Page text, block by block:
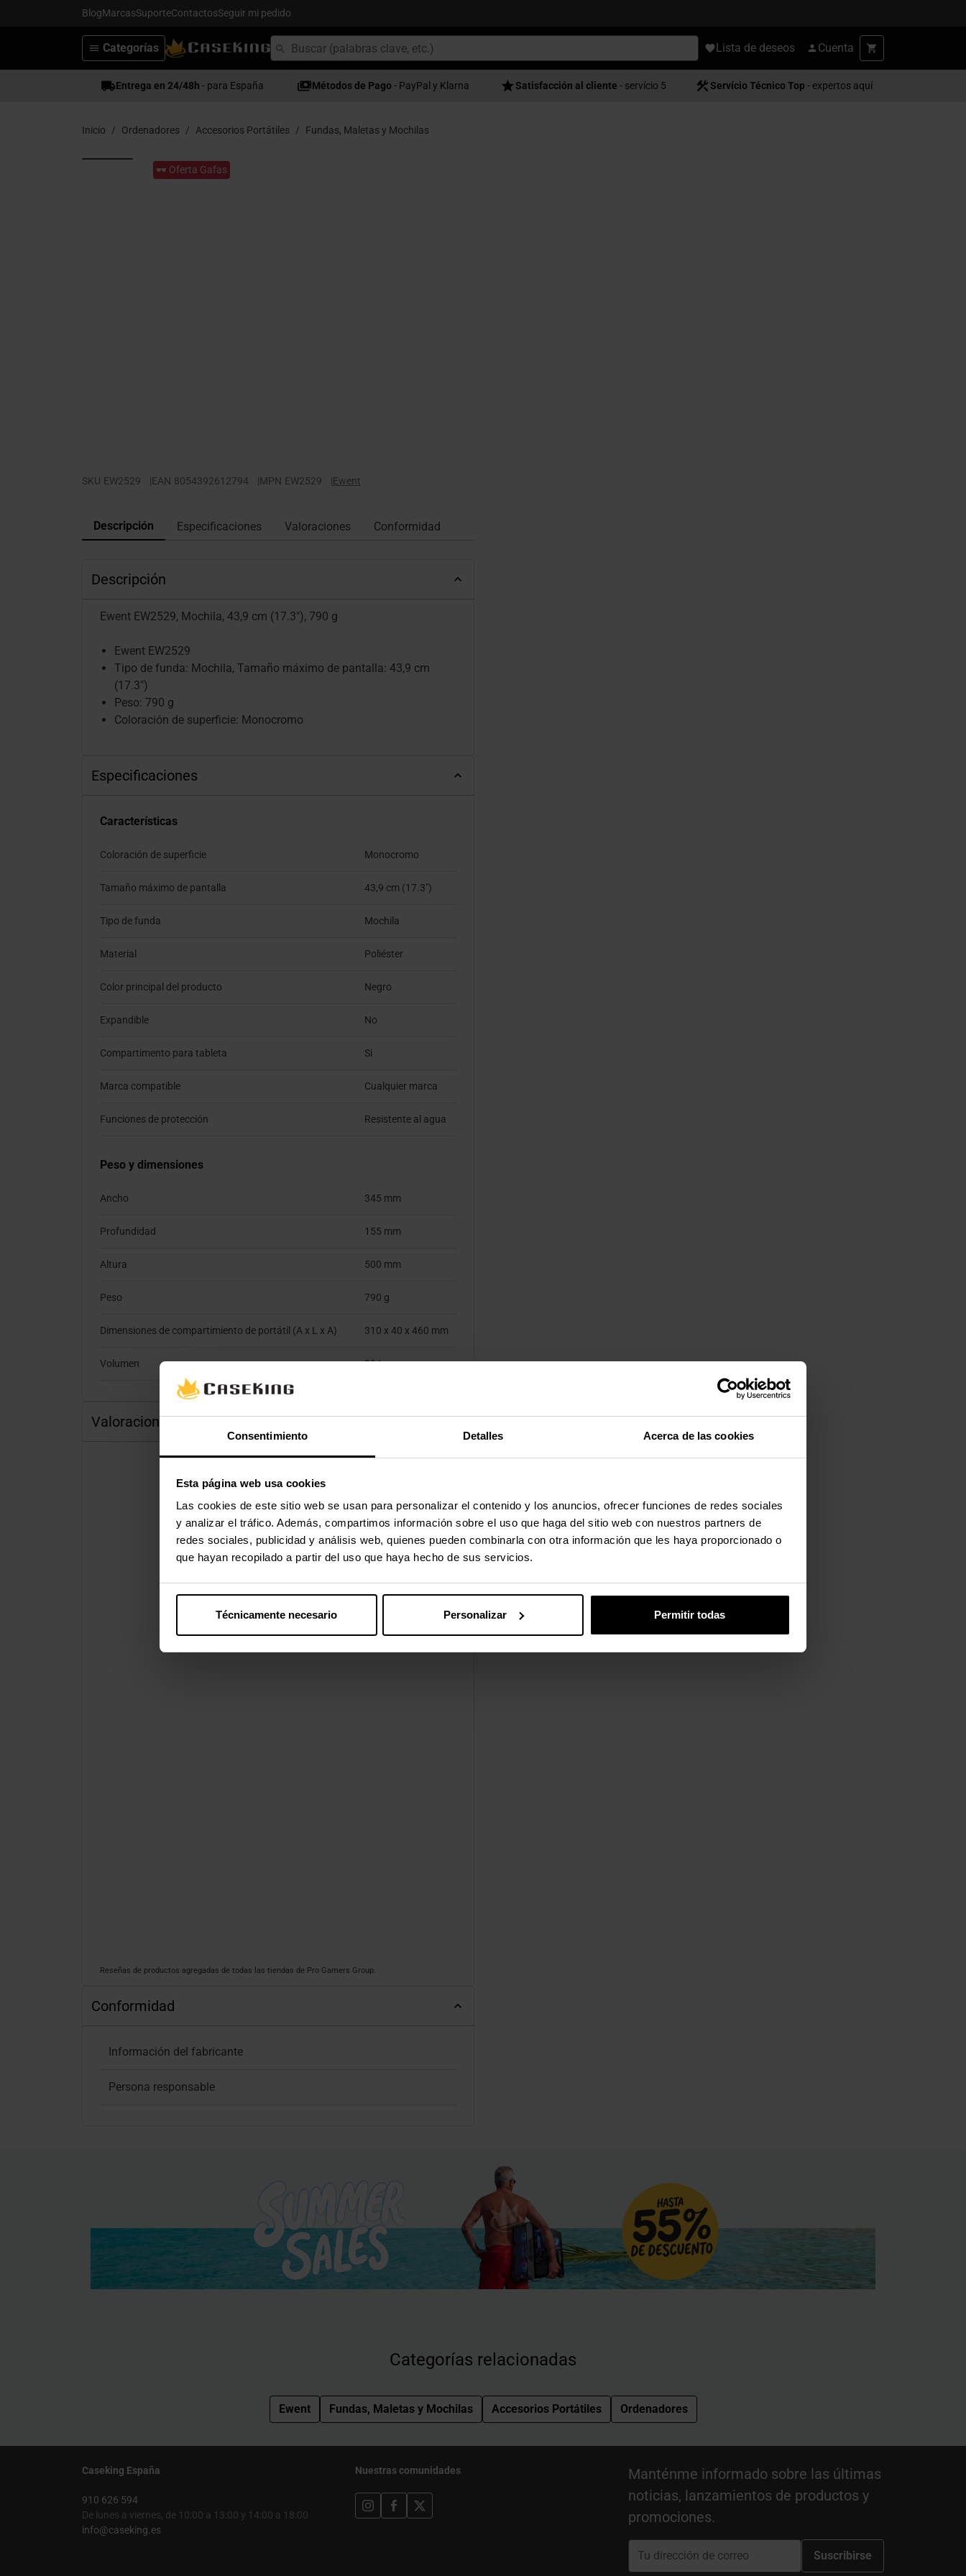
Consentimiento Detalles Acerca de las cookies
Esta página web usa cookies
Las cookies de este sitio web se usan para personalizar el contenido y los anuncios, ofrecer funciones de redes sociales
y analizar el tráfico. Además, compartimos información sobre el uso que haga del sitio web con nuestros partners de
redes sociales, publicidad y análisis web, quienes pueden combinarla con otra información que les haya proporcionado o
que hayan recopilado a partir del uso que haya hecho de sus servicios.
Técnicamente necesario Personalizar Permitir todas
BlogMarcasSuporteContactosSeguir mi pedido
Lista de deseos Cuenta
Categorías
Entrega en 24/48h - para España Métodos de Pago - PayPal y Klarna Satisfacción al cliente - servício 5 Servício Técnico Top - expertos aquí
Inicio Ordenadores Accesorios Portátiles Fundas, Maletas y Mochilas
🕶️ Oferta Gafas
SKU EW2529 |EAN 8054392612794 |MPN EW2529 |Ewent
Descripción Especificaciones Valoraciones Conformidad
Descripción
Ewent EW2529, Mochila, 43,9 cm (17.3"), 790 g
Ewent EW2529
Tipo de funda: Mochila, Tamaño máximo de pantalla: 43,9 cm
(17.3")
Peso: 790 g
Coloración de superficie: Monocromo
Especificaciones
Características
Coloración de superficie Monocromo
Tamaño máximo de pantalla 43,9 cm (17.3")
Tipo de funda Mochila
Material Poliéster
Color principal del producto Negro
Expandible No
Compartimento para tableta Si
Marca compatible Cualquier marca
Funciones de protección Resistente al agua
Peso y dimensiones
Ancho 345 mm
Profundidad 155 mm
Altura 500 mm
Peso 790 g
Dimensiones de compartimiento de portátil (A x L x A) 310 x 40 x 460 mm
Volumen 30 L
Valoraciones
Reseñas de productos agregadas de todas las tiendas de Pro Gamers Group.
Conformidad
Información del fabricante
Persona responsable
Categorías relacionadas
Ewent Fundas, Maletas y Mochilas Accesorios Portátiles Ordenadores
Caseking España
910 626 594
De lunes a viernes, de 10:00 a 13:00 y 14:00 a 18:00
info@caseking.es
Nuestras comunidades
Manténme informado sobre las últimas
noticias, lanzamientos de productos y
promociones.
Suscribirse